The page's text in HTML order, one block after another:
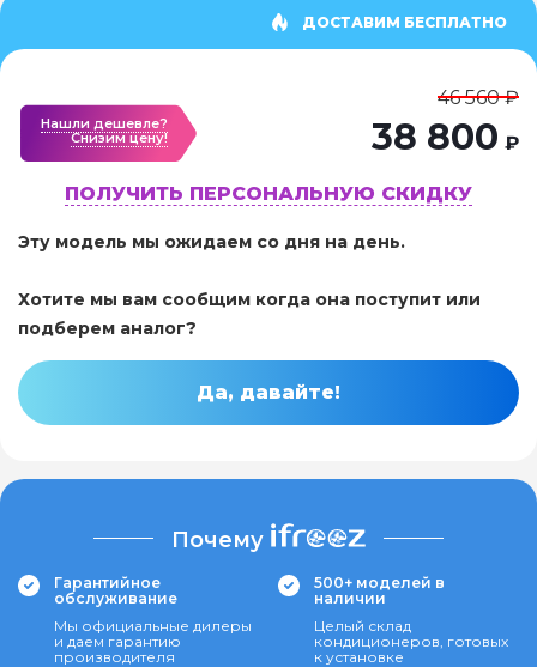
ДОСТАВИМ БЕСПЛАТНО
Нашли дешевле?
Cнизим цену!
46 560 ₽
38 800 ₽
ПОЛУЧИТЬ ПЕРСОНАЛЬНУЮ СКИДКУ
Эту модель мы ожидаем со дня на день.
Хотите мы вам сообщим когда она поступит или
подберем аналог?
Да, давайте!
Почему
Гарантийное
обслуживание
Мы официальные дилеры
и даем гарантию
производителя
500+ моделей в
наличии
Целый склад
кондиционеров, готовых
к установке